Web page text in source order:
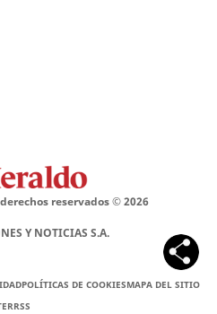
reservados ©2026
Y NOTICIAS S.A.
POLÍTICAS DE COOKIESMAPA DEL SITIO
RSS